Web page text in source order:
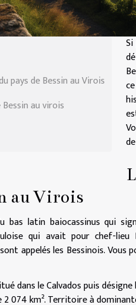
pays de Bessin au Virois
au virois
au Virois
latin baiocassinus qui
qui avait pour chef-lieu
appelés les Bessinois. Vous
dans le Calvados puis
074 km². Territoire à